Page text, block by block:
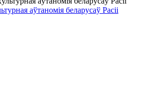
аўтаномія беларусаў Расіі